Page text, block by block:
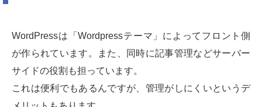
WordPressは「Wordpressテーマ」によってフロント側
が作られています。また、同時に記事管理などサーバー
サイドの役割も担っています。
これは便利でもあるんですが、管理がしにくいというデ